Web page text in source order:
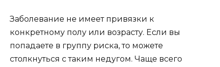
Заболевание не имеет привязки к
конкретному полу или возрасту. Если вы
попадаете в группу риска, то можете
столкнуться с таким недугом. Чаще всего